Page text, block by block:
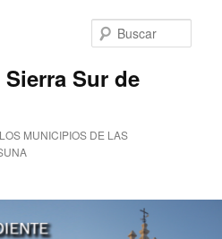
Sur de
MUNICIPIOS DE LAS